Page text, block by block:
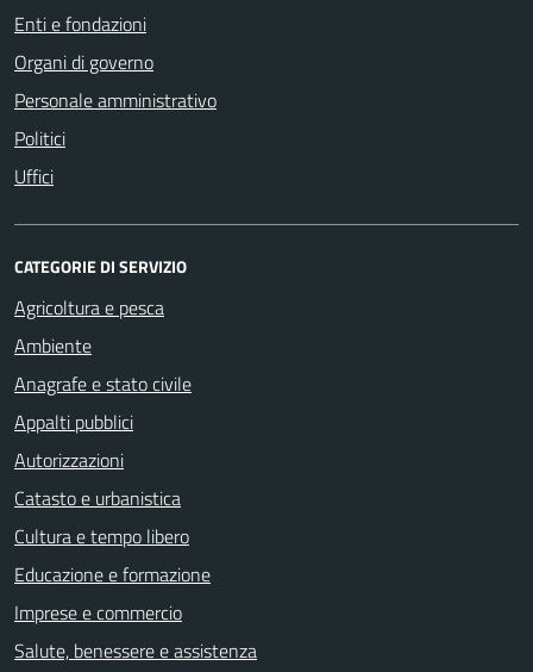
Enti e fondazioni
Organi di governo
Personale amministrativo
Politici
Uffici
CATEGORIE DI SERVIZIO
Agricoltura e pesca
Ambiente
Anagrafe e stato civile
Appalti pubblici
Autorizzazioni
Catasto e urbanistica
Cultura e tempo libero
Educazione e formazione
Imprese e commercio
Salute, benessere e assistenza